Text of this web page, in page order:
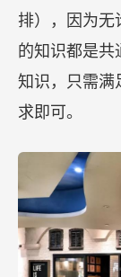
排），因为无
的知识都是共
知识，只需满
求即可。